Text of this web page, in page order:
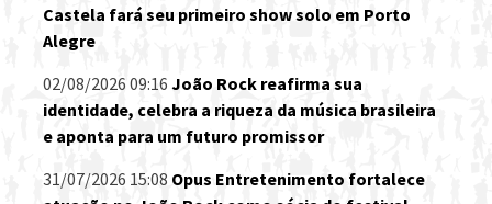
Castela fará seu primeiro show solo em Porto
Alegre
02/08/2026 09:16 João Rock reafirma sua
identidade, celebra a riqueza da música brasileira
e aponta para um futuro promissor
31/07/2026 15:08 Opus Entretenimento fortalece